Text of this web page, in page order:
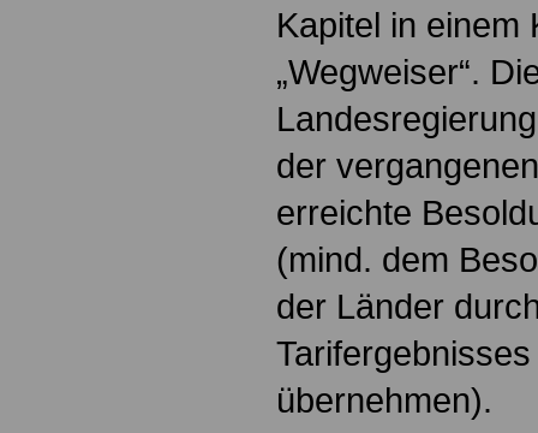
Kapitel in einem
„Wegweiser“.
der
erreichte
(mind. dem
der Länder
übernehmen).